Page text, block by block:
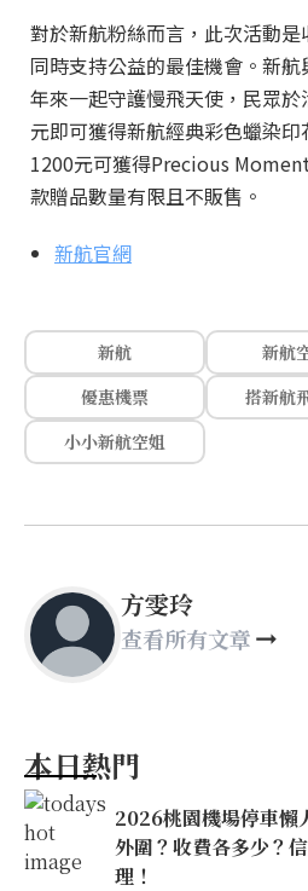
對於新航粉絲而言，此次活動
同時支持公益的最佳機會。新
年來一起守護慢飛天使，民眾
元即可獲得新航經典彩色蠟染
1200元可獲得Precious
款贈品數量有限且不販售。
新航官網
新航
新航
優惠機票
搭新航
小小新航空姐
方雯玲
查看所有文章
本日熱門
2026桃園機場停車懶
外圍？收費各多少？
理！